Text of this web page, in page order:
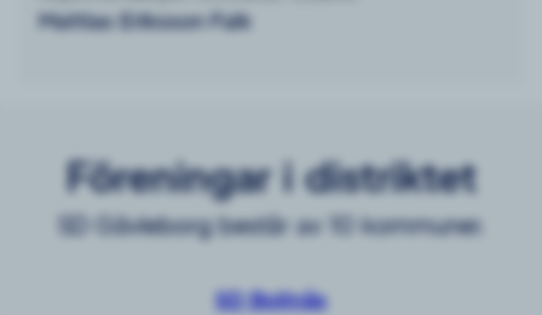
Mattias Eriksson Falk
Föreningar i distriktet
SD Gävleborg består av 10 kommuner.
SD Bollnäs